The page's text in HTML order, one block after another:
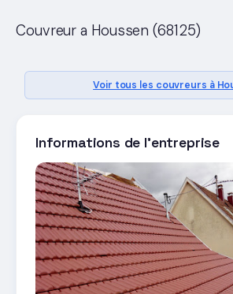
Couvreur a Houssen (68125)
Voir tous les couvreurs à
Informations de l'entreprise